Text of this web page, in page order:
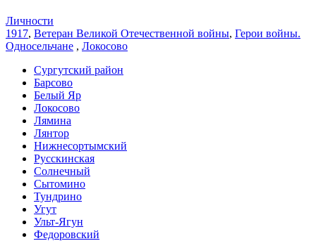
Личности
1917, Ветеран Великой Отечественной войны, Герои войны.
Односельчане , Локосово
Сургутский район
Барсово
Белый Яр
Локосово
Лямина
Лянтор
Нижнесортымский
Русскинская
Солнечный
Сытомино
Тундрино
Угут
Ульт-Ягун
Федоровский